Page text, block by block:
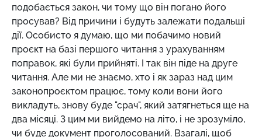
подобається закон, чи тому що він погано його
просував? Від причини і будуть залежати подальші
дії. Особисто я думаю, що ми побачимо новий
проєкт на базі першого читання з урахуванням
поправок, які були прийняті. І так він піде на друге
читання. Але ми не знаємо, хто і як зараз над цим
законопроєктом працює, тому коли вони його
викладуть, знову буде "срач", який затягнеться ще на
два місяці. З цим ми вийдемо на літо, і не зрозуміло,
чи буде документ проголосований. Взагалі, щоб